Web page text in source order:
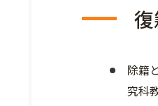
除籍
究科